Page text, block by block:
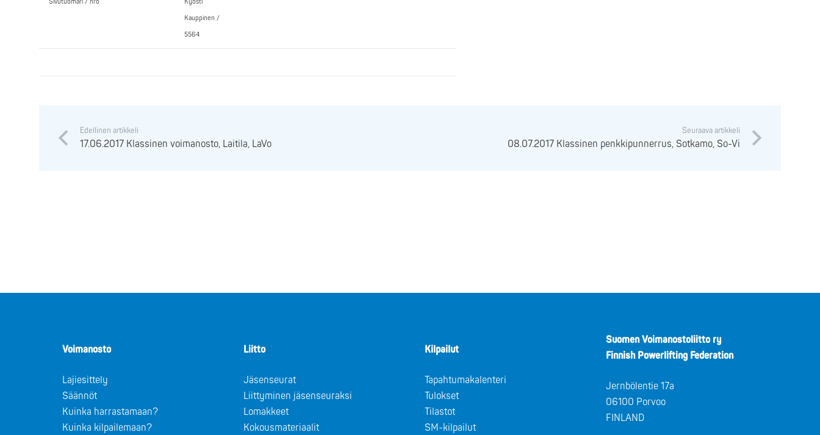
Sivutuomari / nro Kyösti
Kauppinen /
5564
Edellinen artikkeli
17.06.2017 Klassinen voimanosto, Laitila, LaVo
Seuraava artikkeli
08.07.2017 Klassinen penkkipunnerrus, Sotkamo, So-Vi
Voimanosto
Lajiesittely
Säännöt
Kuinka harrastamaan?
Kuinka kilpailemaan?
Liitto
Jäsenseurat
Liittyminen jäsenseuraksi
Lomakkeet
Kokousmateriaalit
Kilpailut
Tapahtumakalenteri
Tulokset
Tilastot
SM-kilpailut
Suomen Voimanostoliitto ry
Finnish Powerlifting Federation
Jernbölentie 17a
06100 Porvoo
FINLAND